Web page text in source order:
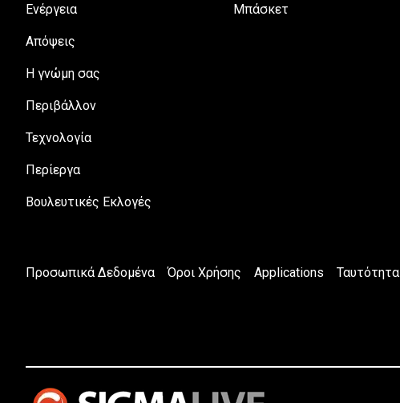
Ενέργεια
Απόψεις
H γνώμη σας
Περιβάλλον
Τεχνολογία
Περίεργα
Βουλευτικές Εκλογές
Μπάσκετ
Προσωπικά Δεδομένα Όροι Χρήσης Applications Ταυτότητα